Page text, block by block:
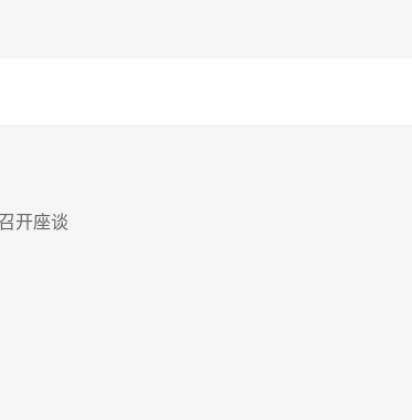
开座谈